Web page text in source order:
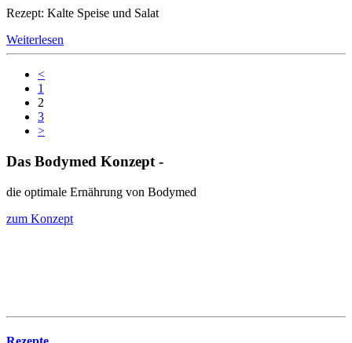
Rezept: Kalte Speise und Salat
Weiterlesen
<
1
2
3
>
Das Bodymed Konzept -
die optimale Ernährung von Bodymed
zum Konzept